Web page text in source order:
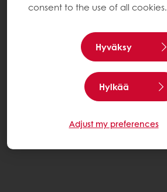
consent to the use of all cookies.
Hyväksy
Hylkää
Adjust my preferences